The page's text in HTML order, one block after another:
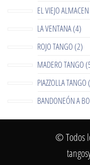
EL VIEJO
LA VENTANA (4)
ROJO TANGO (2)
MADERO TANGO
PIAZZOLLA TANGO
BANDONEÓN A
© Todos